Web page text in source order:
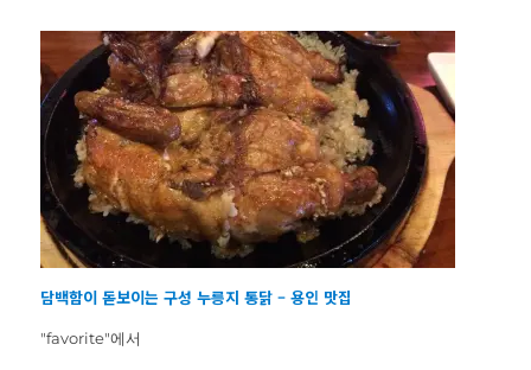
담백함이 돋보이는 구성 누릉지 통닭 – 용인 맛집
"favorite"에서